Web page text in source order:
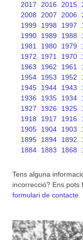
2017
2016 2015
2008
2007 2006
1999
1998 1997
1990
1989 1988
1981
1980 1979
1972
1971 1970
1963
1962 1961
1954
1953 1952
1945
1944 1943
1936
1935 1934
1927
1926 1925
1918
1917 1916
1905
1904 1903
1895
1894 1892
1884
1883 1868
Tens alguna
incorrecció? Ens pots
formulari de contacte.